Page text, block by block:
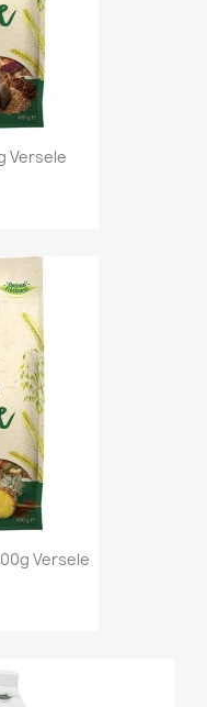
Versele
Versele